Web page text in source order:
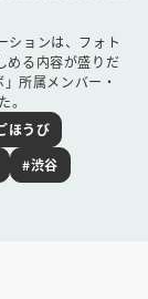
ションは、フォト
める内容が盛りだ
所属メンバー・
。
ほうび
#渋谷